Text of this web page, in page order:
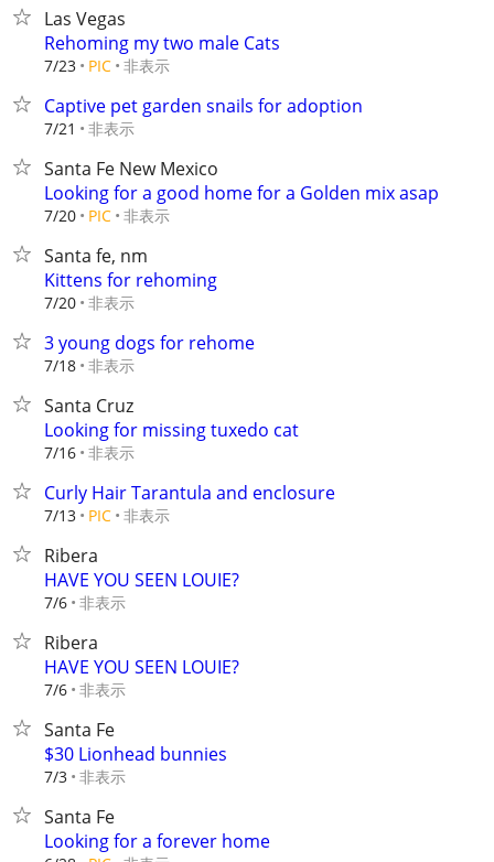
Las Vegas
Rehoming my two male Cats
7/23 PIC 非表示
Captive pet garden snails for adoption
7/21 非表示
Santa Fe New Mexico
Looking for a good home for a Golden mix asap
7/20 PIC 非表示
Santa fe, nm
Kittens for rehoming
7/20 非表示
3 young dogs for rehome
7/18 非表示
Santa Cruz
Looking for missing tuxedo cat
7/16 非表示
Curly Hair Tarantula and enclosure
7/13 PIC 非表示
Ribera
HAVE YOU SEEN LOUIE?
7/6 非表示
Ribera
HAVE YOU SEEN LOUIE?
7/6 非表示
Santa Fe
$30 Lionhead bunnies
7/3 非表示
Santa Fe
Looking for a forever home